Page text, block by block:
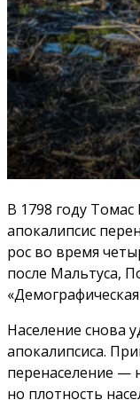
В 1798 году
апокалипсис
рос во время
после Мальтуса,
Население снова
апокалипсиса.
перенаселение —
но плотность